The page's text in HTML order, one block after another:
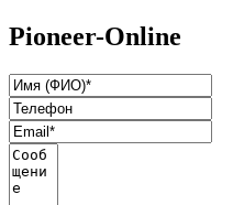
Pioneer-Online